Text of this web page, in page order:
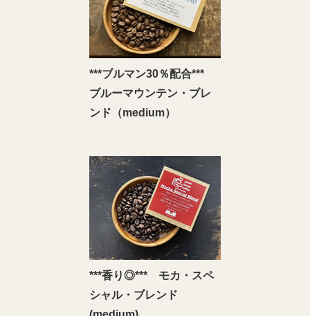
***ブルマン30％配合***
ブルーマウンテン・ブレ
ンド（medium）
***香り◎*** モカ・スペ
シャル・ブレンド